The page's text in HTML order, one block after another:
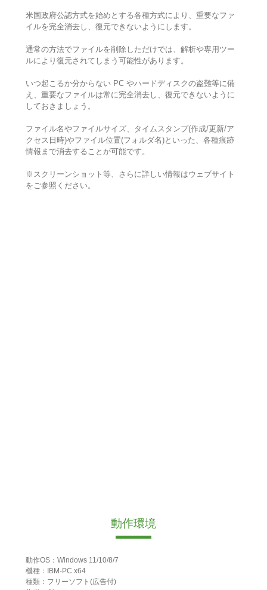
米国政府公認方式を始めとする各種方式により、重要なファ
イルを完全消去し、復元できないようにします。
通常の方法でファイルを削除しただけでは、解析や専用ツー
ルにより復元されてしまう可能性があります。
いつ起こるか分からない PC やハードディスクの盗難等に備
え、重要なファイルは常に完全消去し、復元できないように
しておきましょう。
ファイル名やファイルサイズ、タイムスタンプ(作成/更新/ア
クセス日時)やファイル位置(フォルダ名)といった、各種痕跡
情報まで消去することが可能です。
※スクリーンショット等、さらに詳しい情報はウェブサイト
をご参照ください。
動作環境
動作OS：Windows 11/10/8/7
機種：IBM-PC x64
種類：フリーソフト(広告付)